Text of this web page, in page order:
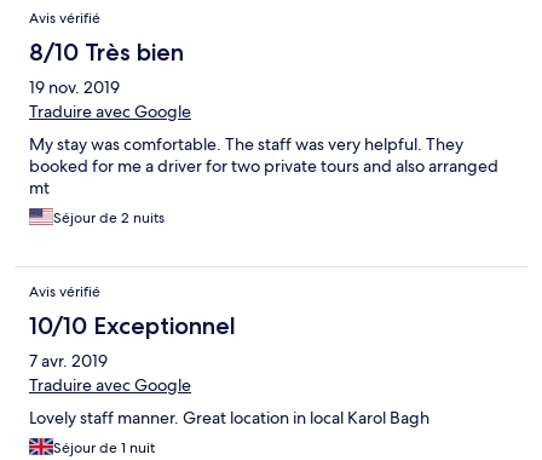
Avis vérifié
8/10 Très bien
19 nov. 2019
Traduire avec Google
My stay was comfortable. The staff was very helpful. They
booked for me a driver for two private tours and also arranged
mt
Séjour de 2 nuits
Avis vérifié
10/10 Exceptionnel
7 avr. 2019
Traduire avec Google
Lovely staff manner. Great location in local Karol Bagh
Séjour de 1 nuit